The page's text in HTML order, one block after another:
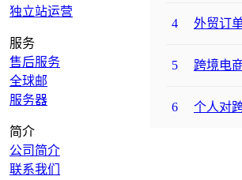
4 外贸订
5 跨境电
6 个人对
独立站运营
服务
售后服务
全球邮
服务器
简介
公司简介
联系我们